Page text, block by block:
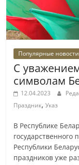
Популярные новости
С
символам
12.04.2023
Праздник,Указ
В Республике
государственного
Республики
праздников уже